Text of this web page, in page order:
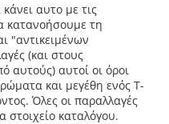
αυτο με τις
κατανοήσουμε τη
"αντικειμένων
(και στους
αυτούς) αυτοί οι όροι
και μεγέθη ενός T-
Όλες οι παραλλαγές
στοιχείο καταλόγου.